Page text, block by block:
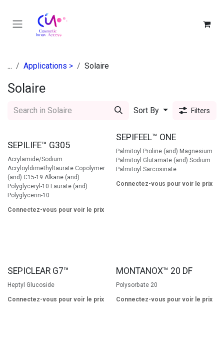
... Applications > Solaire
Solaire
Sort By Filters
SEPILIFE™ G305
Acrylamide/Sodium
Acryloyldimethyltaurate Copolymer
(and) C15-19 Alkane (and)
Polyglyceryl-10 Laurate (and)
Polyglycerin-10
Connectez-vous pour voir le prix
SEPIFEEL™ ONE
Palmitoyl Proline (and) Magnesium
Palmitoyl Glutamate (and) Sodium
Palmitoyl Sarcosinate
Connectez-vous pour voir le prix
SEPICLEAR G7™
Heptyl Glucoside
Connectez-vous pour voir le prix
MONTANOX™ 20 DF
Polysorbate 20
Connectez-vous pour voir le prix